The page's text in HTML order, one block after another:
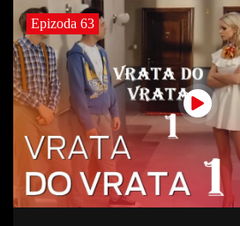
Epizoda 63